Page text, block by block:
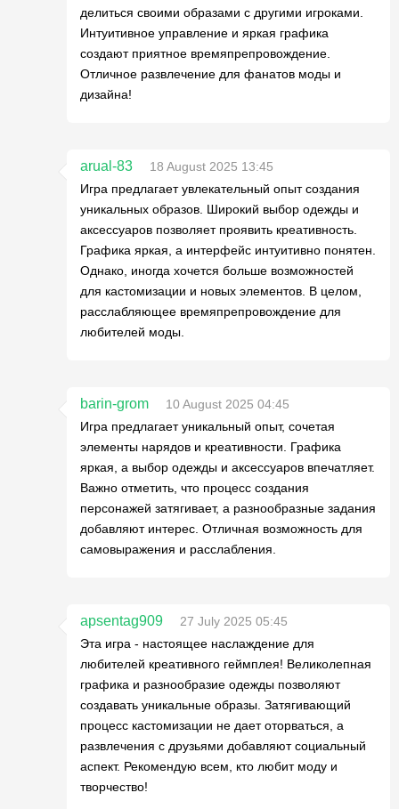
делиться своими образами с другими игроками.
Интуитивное управление и яркая графика
создают приятное времяпрепровождение.
Отличное развлечение для фанатов моды и
дизайна!
arual-83
18 August 2025 13:45
Игра предлагает увлекательный опыт создания
уникальных образов. Широкий выбор одежды и
аксессуаров позволяет проявить креативность.
Графика яркая, а интерфейс интуитивно понятен.
Однако, иногда хочется больше возможностей
для кастомизации и новых элементов. В целом,
расслабляющее времяпрепровождение для
любителей моды.
barin-grom
10 August 2025 04:45
Игра предлагает уникальный опыт, сочетая
элементы нарядов и креативности. Графика
яркая, а выбор одежды и аксессуаров впечатляет.
Важно отметить, что процесс создания
персонажей затягивает, а разнообразные задания
добавляют интерес. Отличная возможность для
самовыражения и расслабления.
apsentag909
27 July 2025 05:45
Эта игра - настоящее наслаждение для
любителей креативного геймплея! Великолепная
графика и разнообразие одежды позволяют
создавать уникальные образы. Затягивающий
процесс кастомизации не дает оторваться, а
развлечения с друзьями добавляют социальный
аспект. Рекомендую всем, кто любит моду и
творчество!